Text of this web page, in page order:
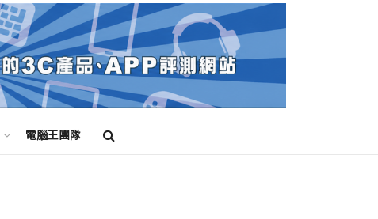
電腦王團隊